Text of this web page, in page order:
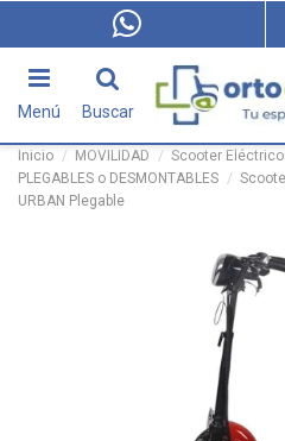
Menú Buscar
Inicio MOVILIDAD Scooter
PLEGABLES o DESMONTABLES
URBAN Plegable